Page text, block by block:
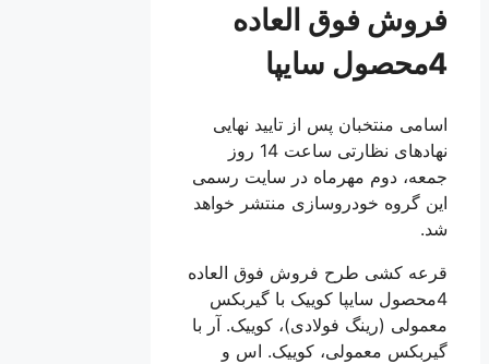
فروش فوق العاده
4محصول سایپا
اسامی منتخبان پس از تايید نهایی
نهاد‌های نظارتی ساعت 14 روز
جمعه، دوم مهرماه در سایت رسمی
این گروه خودروسازی منتشر خواهد
شد.
قرعه کشی طرح فروش فوق العاده
4محصول سایپا کوییک با گیربکس
معمولی (رینگ فولادی)، کوییک. آر با
گیربکس معمولی، کوییک. اس و